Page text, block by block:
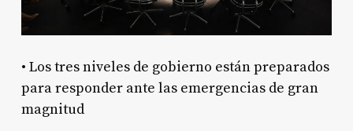
•⁠ ⁠Los tres niveles de gobierno están preparados
para responder ante las emergencias de gran
magnitud